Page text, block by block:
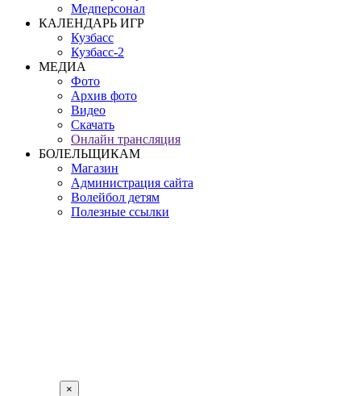
Медперсонал
КАЛЕНДАРЬ ИГР
Кузбасс
Кузбасс-2
МЕДИА
Фото
Архив фото
Видео
Скачать
Онлайн трансляция
БОЛЕЛЬЩИКАМ
Магазин
Администрация сайта
Волейбол детям
Полезные ссылки
×